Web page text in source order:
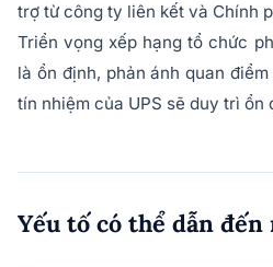
trợ từ công ty liên kết và Chính
Triển vọng xếp hạng tổ chức
là ổn định, phản ánh quan
tín nhiệm của UPS sẽ duy trì ổn
Yếu tố có thể dẫn